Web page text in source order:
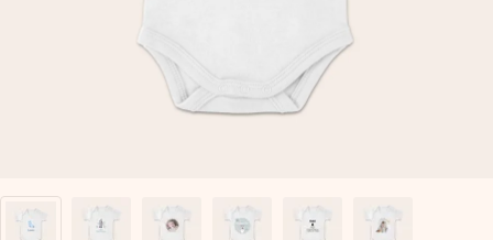
complicazione, solo tanto amore per il momento perfetto.